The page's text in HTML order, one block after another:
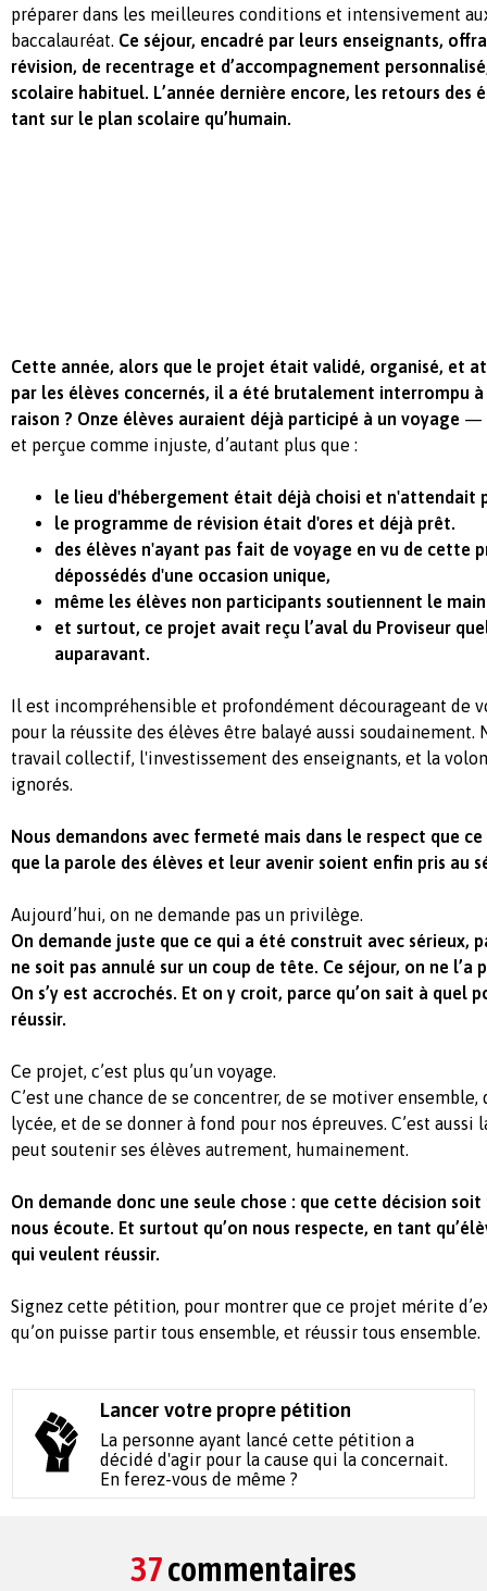
préparer dans les meilleures conditions et intensivement
baccalauréat. Ce séjour, encadré par leurs enseignants,
révision, de recentrage et d’accompagnement
scolaire habituel. L’année dernière encore, les retours des
tant sur le plan scolaire qu’humain.
Cette année, alors que le projet était validé, organisé, et
par les élèves concernés, il a été brutalement interrompu
raison ? Onze élèves auraient déjà participé à un voyage —
et perçue comme injuste, d’autant plus que :
le lieu d'hébergement était déjà choisi et n'attendait
le programme de révision était d'ores et déjà prêt.
des élèves n'ayant pas fait de voyage en vu de cette
dépossédés d'une occasion unique,
même les élèves non participants soutiennent le
et surtout, ce projet avait reçu l’aval du Proviseur
auparavant.
Il est incompréhensible et profondément décourageant de
pour la réussite des élèves être balayé aussi soudainement.
travail collectif, l'investissement des enseignants, et la
ignorés.
Nous demandons avec fermeté mais dans le respect que
que la parole des élèves et leur avenir soient enfin pris au
Aujourd’hui, on ne demande pas un privilège.
On demande juste que ce qui a été construit avec sérieux,
ne soit pas annulé sur un coup de tête. Ce séjour, on ne l’a
On s’y est accrochés. Et on y croit, parce qu’on sait à quel
réussir.
Ce projet, c’est plus qu’un voyage.
C’est une chance de se concentrer, de se motiver
lycée, et de se donner à fond pour nos épreuves. C’est aussi
peut soutenir ses élèves autrement, humainement.
On demande donc une seule chose : que cette décision soit
nous écoute. Et surtout qu’on nous respecte, en tant
qui veulent réussir.
Signez cette pétition, pour montrer que ce projet mérite
qu’on puisse partir tous ensemble, et réussir tous ensemble.
Lancer votre propre pétition
La personne ayant lancé cette pétition a
décidé d'agir pour la cause qui la concernait.
En ferez-vous de même ?
37commentaires